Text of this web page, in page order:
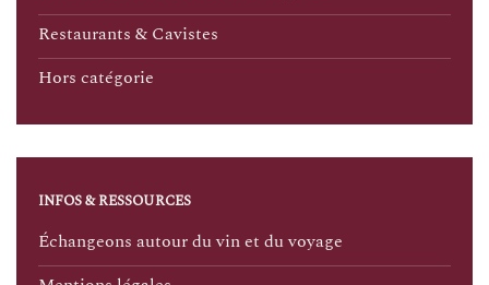
Restaurants & Cavistes
Hors catégorie
INFOS & RESSOURCES
Échangeons autour du vin et du voyage